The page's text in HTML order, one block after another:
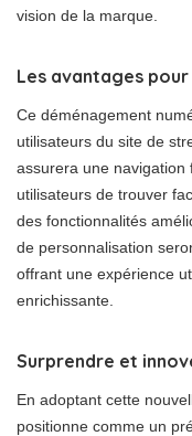
vision de la marque.
Les avantages
Ce déménagement
utilisateurs du site de
assurera une
utilisateurs de trouver
des fonctionnalités
de personnalisation
offrant une expérience
enrichissante.
Surprendre et
En adoptant cette
positionne comme un